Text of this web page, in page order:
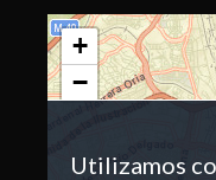
+
−
Utilizamos